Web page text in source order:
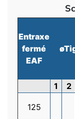
Entraxe
fermé
EAF
1 2
125